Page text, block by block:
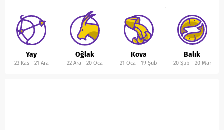
Yay
23 Kas- 21 Ara
Oğlak
22 Ara -20 Oca
Kova
21 Oca -19 Şub
Balık
20 Şub - 20 Mar